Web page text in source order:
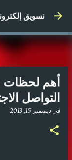
التواصل
فيديسمبر 15, 2013